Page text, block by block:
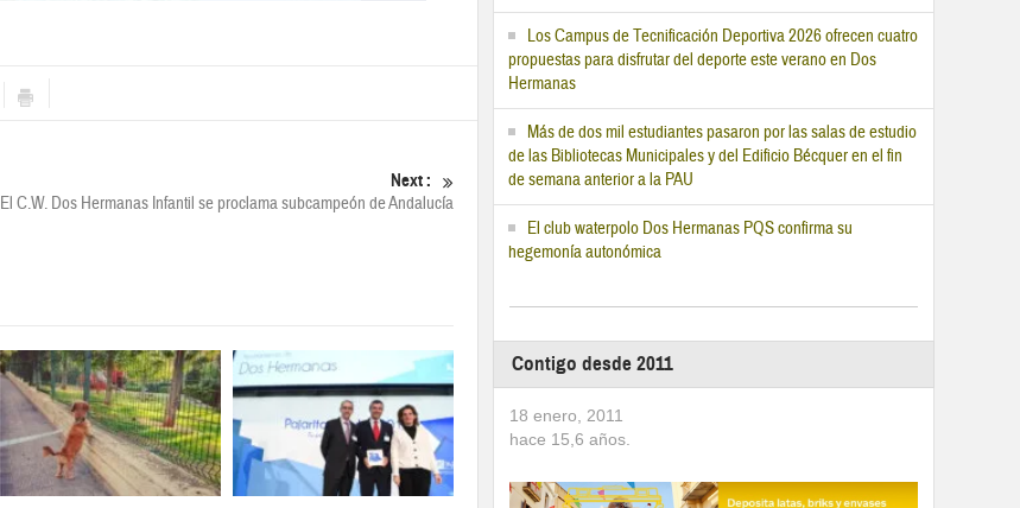
Next :
El C.W. Dos Hermanas Infantil se proclama subcampeón de Andalucía
Los Campus de Tecnificación Deportiva 2026 ofrecen cuatro
propuestas para disfrutar del deporte este verano en Dos
Hermanas
Más de dos mil estudiantes pasaron por las salas de estudio
de las Bibliotecas Municipales y del Edificio Bécquer en el fin
de semana anterior a la PAU
El club waterpolo Dos Hermanas PQS confirma su
hegemonía autonómica
Contigo desde 2011
18 enero, 2011
hace 15,6 años.